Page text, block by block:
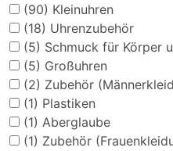
(90) Kleinuhren
(18) Uhrenzubehör
(5) Schmuck für Körper
(5) Großuhren
(2) Zubehör
(1) Plastiken
(1) Aberglaube
(1) Zubehör